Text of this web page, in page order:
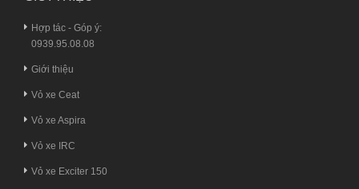
Hợp tác - Góp ý:
0939.95.08.08
Giới thiệu
Vỏ xe Ceat
Vỏ xe Aspira
Vỏ xe IRC
Vỏ xe Exciter 150